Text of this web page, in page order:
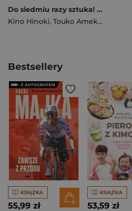
Do siedmiu razy sztuka! Tom 1
Kino Hinoki, Touko Amekawa
Bestsellery
KSIĄŻKA
55,99 zł
KSIĄŻKA
53,59 zł